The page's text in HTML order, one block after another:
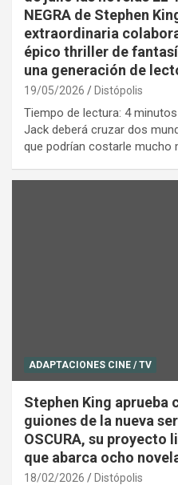
NEGRA de Stephen
extraordinaria
épico thriller de
una generación de
19/05/2026 Distópolis
Tiempo de lectura: 4
Jack deberá cruzar dos
que podrían costarle mucho
ADAPTACIONES CINE / TV
Stephen King aprueba
guiones de la nueva
OSCURA, su
que abarca ocho
18/02/2026 Distópolis